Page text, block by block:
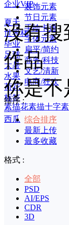
企业VIP
夏天
世界杯
毕业
足球
大暑
水果
荷花
标签
印章
西瓜
装饰元素
节日元素
手绘卡通
字体元素
扁平/简约
商务/科技
文艺/清新
电商/狂欢
排序 :
综合排序
最新上传
最多收藏
格式 :
全部
PSD
AI/EPS
CDR
3D
没有
作品
你是不
素描花素描十字